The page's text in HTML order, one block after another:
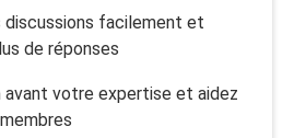
discussions facilement et
de réponses
votre expertise et aidez